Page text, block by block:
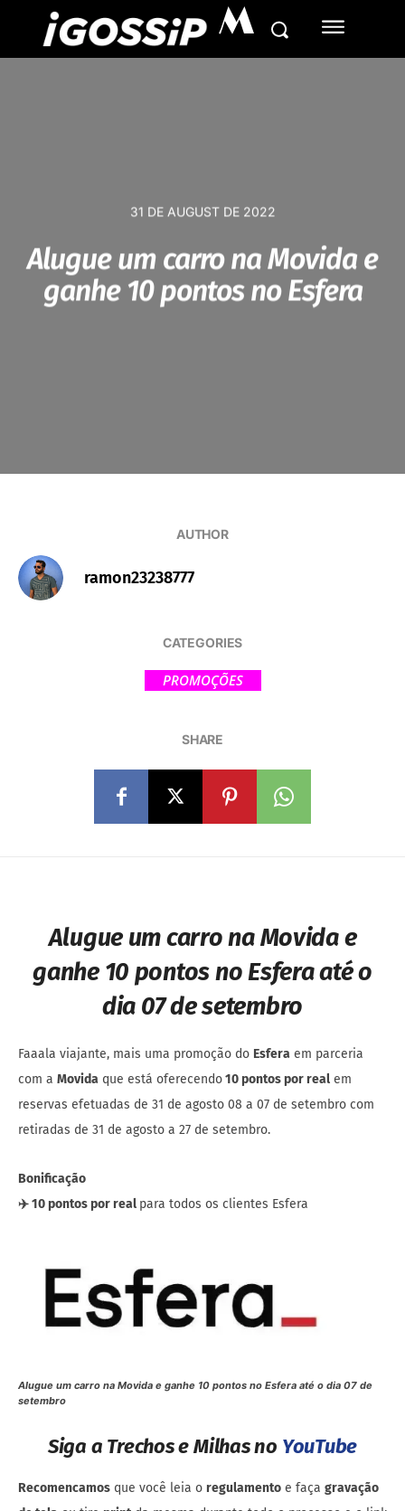
M
31 DE AUGUST DE 2022
Alugue um carro na Movida e
ganhe 10 pontos no Esfera
AUTHOR
ramon23238777
CATEGORIES
PROMOÇÕES
SHARE
Alugue um carro na Movida e
ganhe 10 pontos no Esfera até o
dia 07 de setembro
Faaala viajante, mais uma promoção do Esfera em parceria
com a Movida que está oferecendo10 pontos por real em
reservas efetuadas de 31 de agosto 08 a 07 de setembro com
retiradas de 31 de agosto a 27 de setembro.
Bonificação
✈️ 10 pontos por real para todos os clientes Esfera
Alugue um carro na Movida e ganhe 10 pontos no Esfera até o dia 07 de
setembro
Siga a Trechos e Milhas no YouTube
Recomencamos que você leia o regulamento e faça gravação